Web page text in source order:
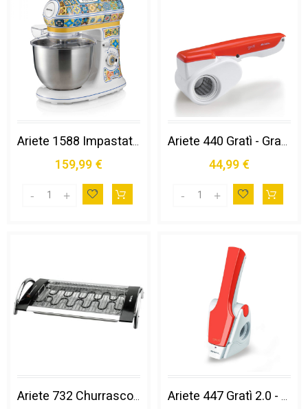
Ariete 1588 Impastatrice Positano, Planetaria, 7 Velocità, 2400 Watt, 5,5 Litri, Tazza Acciaio Inox
159,99 €
Ariete 440 Gratì - Grattugia Elettrica Senza Filo - Batteria Ricaricabile - Rullo in Acciaio Inox - Arancione
44,99 €
Ariete 732 Churrasco Grill - Doppia Griglia con Vassoio in Alluminio. Potenza 2000w. Regolazione Temperatura da 60° a 250° Ariete 447 Gratì 2.0 - Grattugia Elettrica Ricaricabile Senza Filo - 1 Kg di Formaggio con una Ricarica - Rullo Acciaio Inox - Arancione